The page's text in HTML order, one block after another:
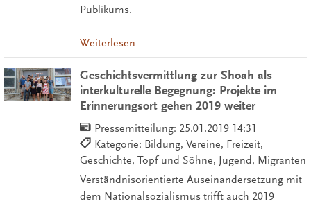
Publikums.
Weiterlesen
Geschichtsvermittlung zur Shoah als
interkulturelle Begegnung: Projekte im
Erinnerungsort gehen 2019 weiter
Pressemitteilung: 25.01.2019 14:31
Kategorie: Bildung, Vereine, Freizeit,
Geschichte, Topf und Söhne, Jugend, Migranten
Verständnisorientierte Auseinandersetzung mit
dem Nationalsozialismus trifft auch 2019